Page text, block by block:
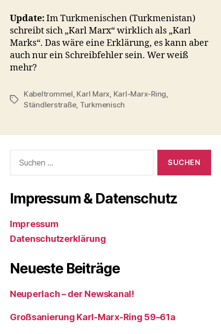
Update:Im Turkmenischen (Turkmenistan)
schreibt sich „Karl Marx“ wirklich als „Karl
Marks“. Das wäre eine Erklärung, es kann aber
auch nur ein Schreibfehler sein. Wer weiß
mehr?
Schlagwörter
Kabeltrommel, Karl Marx, Karl-Marx-Ring,
Ständlerstraße, Turkmenisch
nach:
Impressum & Datenschutz
Impressum
Datenschutzerklärung
Neueste Beiträge
Neuperlach – der Newskanal!
Großsanierung Karl-Marx-Ring 59–61a